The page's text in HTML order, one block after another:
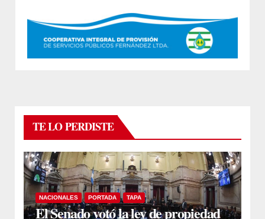
TE LO PERDISTE
NACIONALES PORTADA TAPA
El Senado votó la ley de propiedad